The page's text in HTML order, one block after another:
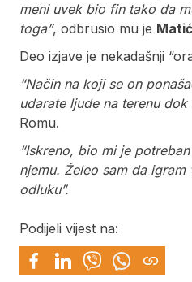
meni uvek bio fin tako da
toga”, odbrusio mu je Matić
Deo izjave je nekadašnji
“Način na koji se on
udarate ljude na terenu
Romu.
“Iskreno, bio mi je
njemu. Želeo sam da
odluku”.
Podijeli vijest na: